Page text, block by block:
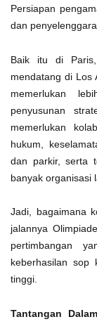
Persiapan
dan
Baik itu di Paris,
mendatang di Los
memerlukan
penyusunan
memerlukan
hukum,
dan parkir, serta
banyak organisasi
Jadi, bagaimana
jalannya
pertimbangan
keberhasilan sop
tinggi.
Tantangan